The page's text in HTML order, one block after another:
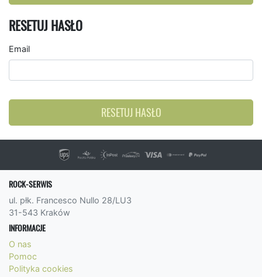
RESETUJ HASŁO
Email
RESETUJ HASŁO
ROCK-SERWIS
ul. płk. Francesco Nullo 28/LU3
31-543 Kraków
INFORMACJE
O nas
Pomoc
Polityka cookies